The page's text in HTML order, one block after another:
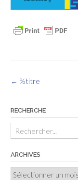
Navigation
← %titre
RECHERCHE
ARCHIVES
Archives